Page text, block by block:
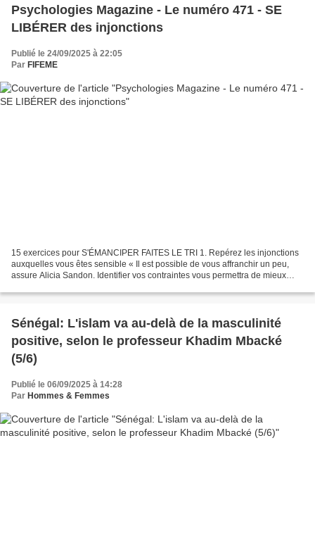
Psychologies Magazine - Le numéro 471 - SE
LIBÉRER des injonctions
Publié le 24/09/2025 à 22:05
Par FIFEME
15 exercices pour S'ÉMANCIPER FAITES LE TRI 1. Repérez les injonctions
auxquelles vous êtes sensible « Il est possible de vous affranchir un peu,
assure Alicia Sandon. Identifier vos contraintes vous permettra de mieux
Sénégal: L'islam va au-delà de la masculinité
positive, selon le professeur Khadim Mbacké
(5/6)
Publié le 06/09/2025 à 14:28
Par Hommes & Femmes